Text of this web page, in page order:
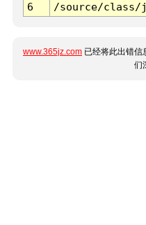
6
/source/class/
www.365jz.com 已经将此出错信
们